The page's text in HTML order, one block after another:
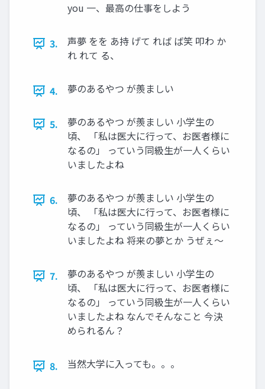
you 一、最高の仕事をしよう
3.
声夢 をを あ持 げて れば ば笑 叩わ か
れ れて る、
4. 夢のあるやつ が羨ましい
5.
夢のあるやつ が羨ましい 小学生の
頃、 「私は医大に行って、お医者様に
なるの」 っていう同級生が一人くらい
いましたよね
6.
夢のあるやつ が羨ましい 小学生の
頃、 「私は医大に行って、お医者様に
なるの」 っていう同級生が一人くらい
いましたよね 将来の夢とか うぜぇ〜
7.
夢のあるやつ が羨ましい 小学生の
頃、 「私は医大に行って、お医者様に
なるの」 っていう同級生が一人くらい
いましたよね なんでそんなこと 今決
められるん？
8. 当然大学に入っても。。。